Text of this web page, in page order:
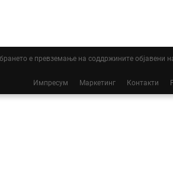
е превземање на соддржините објавени
Импресум Маркетинг Контакти